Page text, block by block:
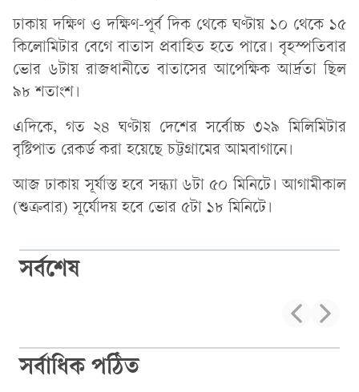
ঢাকায় দক্ষিণ ও দক্ষিণ-পূর্ব দিক থেকে ঘণ্টায় ১০ থেকে ১৫
কিলোমিটার বেগে বাতাস প্রবাহিত হতে পারে। বৃহস্পতিবার
ভোর ৬টায় রাজধানীতে বাতাসের আপেক্ষিক আর্দ্রতা ছিল
৯৮ শতাংশ।
এদিকে, গত ২৪ ঘণ্টায় দেশের সর্বোচ্চ ৩২৯ মিলিমিটার
বৃষ্টিপাত রেকর্ড করা হয়েছে চট্টগ্রামের আমবাগানে।
আজ ঢাকায় সূর্যাস্ত হবে সন্ধ্যা ৬টা ৫০ মিনিটে। আগামীকাল
(শুক্রবার) সূর্যোদয় হবে ভোর ৫টা ১৮ মিনিটে।
সর্বশেষ
সর্বাধিক পঠিত